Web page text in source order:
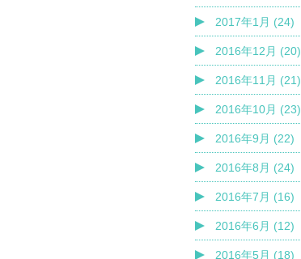
2017年1月 (24)
2016年12月 (20)
2016年11月 (21)
2016年10月 (23)
2016年9月 (22)
2016年8月 (24)
2016年7月 (16)
2016年6月 (12)
2016年5月 (18)